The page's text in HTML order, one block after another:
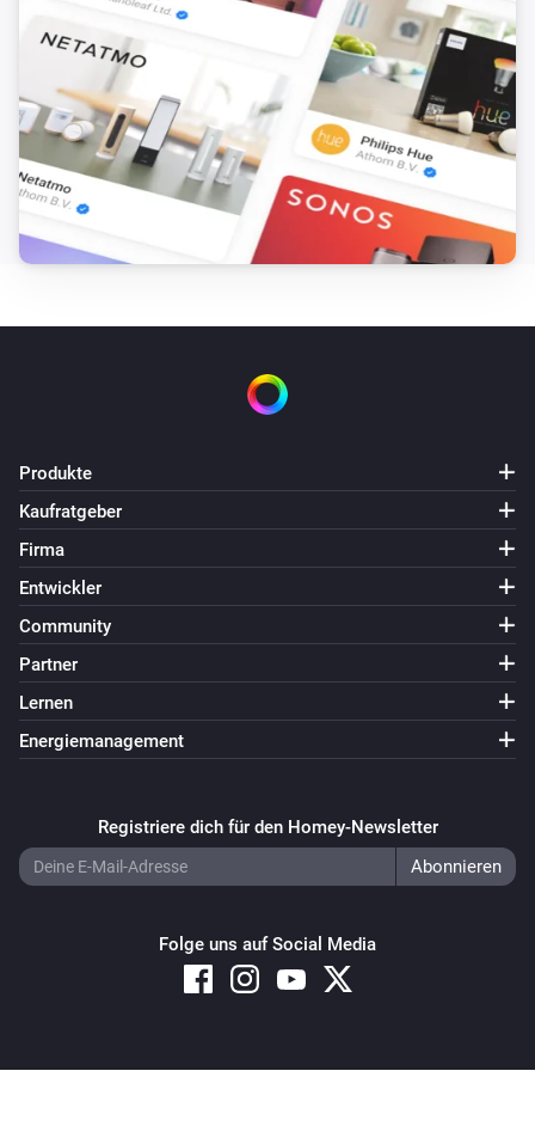
Telldus Switch
Dimmen auf
Telldus Switch
Relatives Dimm-Niveau setzen
Produkte
Kaufratgeber
Firma
Entwickler
Community
Partner
Lernen
Energiemanagement
Registriere dich für den Homey-Newsletter
Folge uns auf Social Media